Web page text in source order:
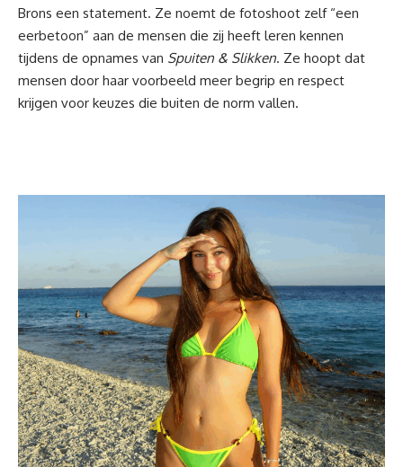
Brons een statement. Ze noemt de fotoshoot zelf “een
eerbetoon” aan de mensen die zij heeft leren kennen
tijdens de opnames van Spuiten & Slikken. Ze hoopt dat
mensen door haar voorbeeld meer begrip en respect
krijgen voor keuzes die buiten de norm vallen.